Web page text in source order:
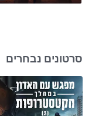
סרטונים נבחרים